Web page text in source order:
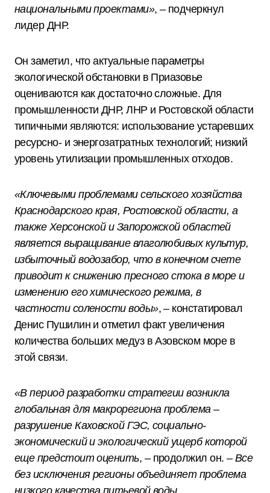
национальными проектами», – подчеркнул
лидер ДНР.
Он заметил, что актуальные параметры
экологической обстановки в Приазовье
оцениваются как достаточно сложные. Для
промышленности ДНР, ЛНР и Ростовской области
типичными являются: использование устаревших
ресурсно- и энергозатратных технологий; низкий
уровень утилизации промышленных отходов.
«Ключевыми проблемами сельского хозяйства
Краснодарского края, Ростовской области, а
также Херсонской и Запорожской областей
является выращивание влаголюбивых культур,
избыточный водозабор, что в конечном счете
приводит к снижению пресного стока в море и
изменению его химического режима, в
частности солености воды», – констатировал
Денис Пушилин и отметил факт увеличения
количества больших медуз в Азовском море в
этой связи.
«В период разработки стратегии возникла
глобальная для макрорегиона проблема –
разрушение Каховской ГЭС, социально-
экономический и экологический ущерб которой
еще предстоит оценить, – продолжил он. – Все
без исключения регионы объединяет проблема